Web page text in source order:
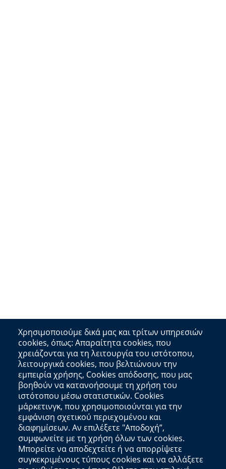
Χρησιμοποιούμε δικά μας και τρίτων υπηρεσιών
cookies, όπως: Απαραίτητα cookies, που
χρειάζονται για τη λειτουργία του ιστότοπου,
λειτουργικά cookies, που βελτιώνουν την
εμπειρία χρήσης, Cookies απόδοσης, που μας
βοηθούν να κατανοήσουμε τη χρήση του
ιστότοπου μέσω στατιστικών. Cookies
μάρκετινγκ, που χρησιμοποιούνται για την
εμφάνιση σχετικού περιεχομένου και
διαφημίσεων. Αν επιλέξετε "Αποδοχή”,
συμφωνείτε με τη χρήση όλων των cookies.
Μπορείτε να αποδεχτείτε ή να απορρίψετε
συγκεκριμένους τύπους cookies και να αλλάξετε